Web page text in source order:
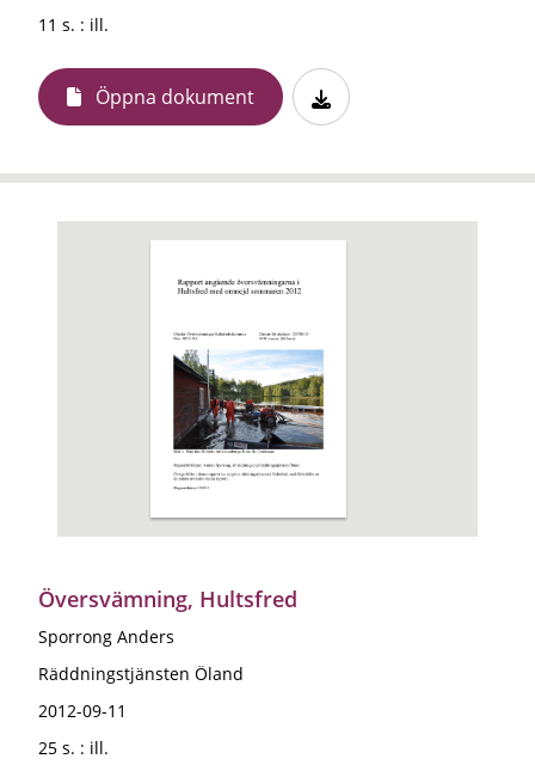
11 s. : ill.
Öppna dokument
Översvämning, Hultsfred
Sporrong Anders
Räddningstjänsten Öland
2012-09-11
25 s. : ill.